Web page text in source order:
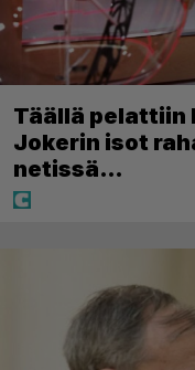
Täällä pelattiin
Jokerin isot
netissä…